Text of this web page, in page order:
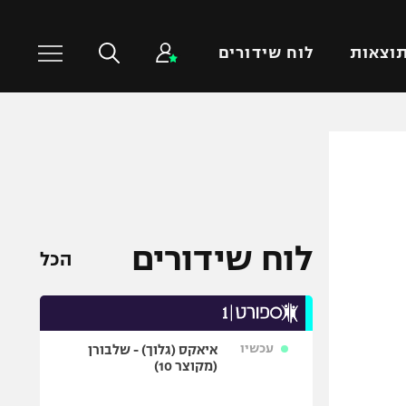
תוצאות לוח שידורים
שחייה
ג'ודו
ספורט אולימפי
לוח שידורים הכל
עכשיו
איאקס (גלוך) - שלבורן
(מקוצר 10)